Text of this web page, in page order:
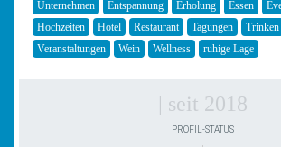
Unternehmen Entspannung Erholung Essen
Hochzeiten
Hotel Restaurant Tagungen
Trinken
Veranstaltungen
Wein Wellness ruhige Lage
| seit 2018
PROFIL-STATUS